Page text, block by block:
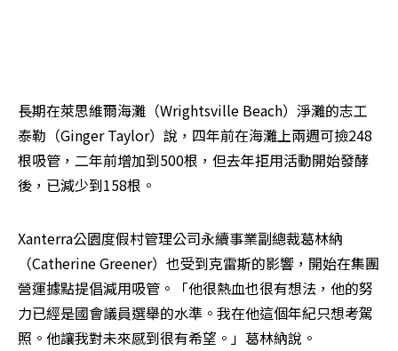
長期在萊思維爾海灘（Wrightsville Beach）淨灘的志工
泰勒（Ginger Taylor）說，四年前在海灘上兩週可撿248
根吸管，二年前增加到500根，但去年拒用活動開始發酵
後，已減少到158根。
Xanterra公園度假村管理公司永續事業副總裁葛林納
（Catherine Greener）也受到克雷斯的影響，開始在集團
營運據點提倡減用吸管。「他很熱血也很有想法，他的努
力已經是國會議員選舉的水準。我在他這個年紀只想考駕
照。他讓我對未來感到很有希望。」葛林納說。